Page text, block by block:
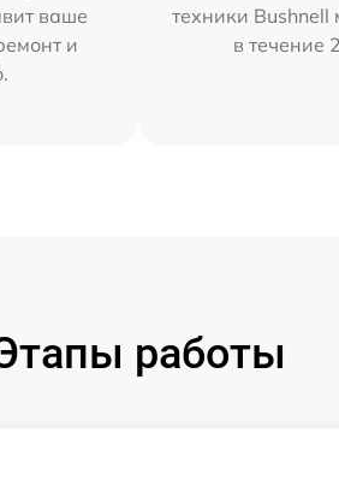
ваше
и
техники Bushnell
в течение
работы